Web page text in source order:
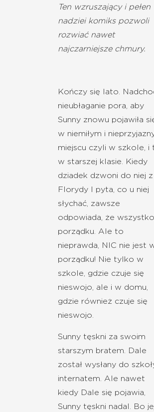
Ten wzruszający i pełen
nadziei komiks pozwoli
rozwiać nawet
najczarniejsze chmury.
Kończy się lato.
nieubłaganie pora, aby
Sunny znowu pojawiła
w niemiłym i
miejscu czyli w szkole, i
w starszej klasie. Kiedy
dziadek dzwoni do niej z
Florydy I pyta, co u niej
słychać, zawsze
odpowiada, że
porządku. Ale to
nieprawda, NIC nie jest
porządku! Nie tylko w
szkole, gdzie czuje się
nieswojo, ale i w domu,
gdzie również czuje się
nieswojo.
Sunny tęskni za swoim
starszym bratem. Dale
został wysłany do
internatem. Ale nawet
kiedy Dale się pojawia,
Sunny tęskni nadal. Bo